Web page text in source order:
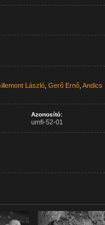
László ,Gerő Ernő ,Andics
Azonosító:
umfi-52-01